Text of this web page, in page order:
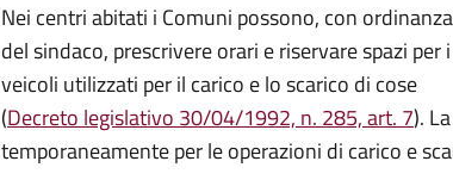
Nei centri abitati i Comuni possono, con ordinanza
del sindaco, prescrivere orari e riservare spazi per i
veicoli utilizzati per il carico e lo scarico di cose
(Decreto legislativo 30/04/1992, n. 285, art. 7).
temporaneamente per le operazioni di carico e